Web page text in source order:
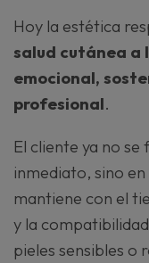
Hoy la estética
salud cutánea a
emocional,
profesional.
El cliente ya no
inmediato, sino
mantiene con el
y la
pieles sensibles o